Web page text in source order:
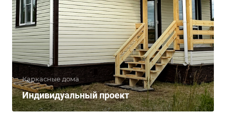
Каркасные дома
Индивидуальный проект